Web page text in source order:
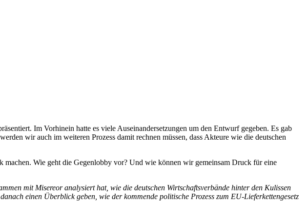
Im Vorhinein hatte es viele Auseinandersetzungen um den Entwurf gegeben. Es gab
wir auch im weiteren Prozess damit rechnen müssen, dass Akteure wie die deutschen
Wie geht die Gegenlobby vor? Und wie können wir gemeinsam Druck für eine
mit Misereor analysiert hat, wie die deutschen Wirtschaftsverbände hinter den Kulissen
einen Überblick geben, wie der kommende politische Prozess zum EU-Lieferkettengesetz